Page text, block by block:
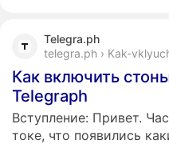
Telegra.ph
telegra.ph › Kak-
Как включить
Telegraph
Вступление: Привет.
токе, что появились